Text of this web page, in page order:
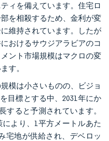
ィを備えています。住宅ロ
を相殺するため、金利が変
維持されています。したが
おけるサウジアラビアのコ
ント市場規模はマクロの変
す。
模は小さいものの、ビジョ
目標とする中、2031年にか
すると予測されています。
より、1平方メートルあた
宅地が供給され、デベロッ